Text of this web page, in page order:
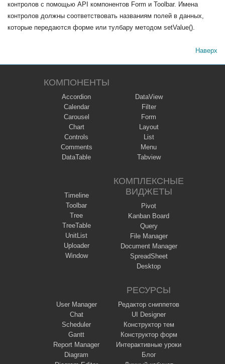
контролов с помощью API компонентов Form и Toolbar. Имена
контролов должны соответствовать названиям полей в данных,
которые передаются форме или тулбару методом setValue().
Наверх
КОМПОНЕНТЫ
Accordion
Calendar
Carousel
Chart
Controls
Comments
DataTable
DataView
Filter
Form
Layout
List
Menu
Tabview
Timeline
Toolbar
Tree
TreeTable
UnitList
Uploader
Window
КОМПЛЕКСНЫЕ
ВИДЖЕТЫ
Pivot
Kanban Board
Query
File Manager
Document Manager
SpreadSheet
Desktop
User Manager
Chat
Scheduler
Gantt
Report Manager
Diagram
РЕСУРСЫ
Редактор сниппетов
UI Designer
Конструктор тем
Конструктор форм
Интерактивные уроки
Блог